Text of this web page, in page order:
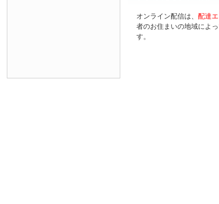
オンライン配信は、 配達
者のお住まいの地域によ
す。